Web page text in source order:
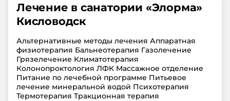
Лечение в санатории «Элорма»
Кисловодск
Альтернативные методы лечения Аппаратная
физиотерапия Бальнеотерапия Газолечение
Грязелечение Климатотерапия
Колонопроктология ЛФК Массажное отделение
Питание по лечебной программе Питьевое
лечение минеральной водой Психотерапия
Термотерапия Тракционная терапия